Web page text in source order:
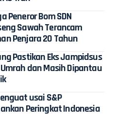
Peneror Bom SDN
Sawah Terancam
Penjara 20 Tahun
Pastikan Eks Jampidsus
Umrah dan Masih Dipantau
usai S&P
Peringkat Indonesia